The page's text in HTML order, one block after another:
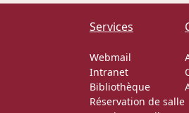
Services
Webmail
Intranet
Bibliothèque
Réservation de salle